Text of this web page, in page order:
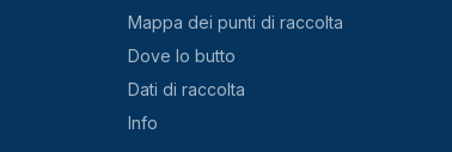
Mappa dei punti di raccolta
Dove lo butto
Dati di raccolta
Info